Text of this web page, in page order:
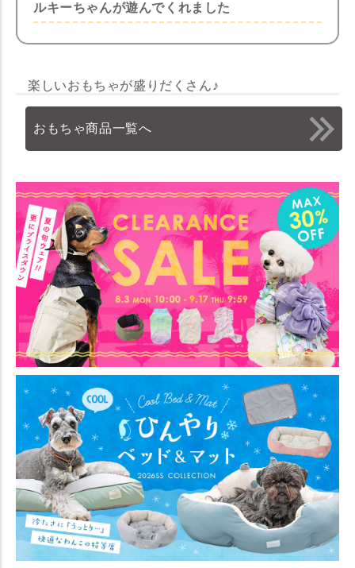
ルキーちゃんが遊んでくれました
楽しいおもちゃが盛りだくさん♪
おもちゃ商品一覧へ